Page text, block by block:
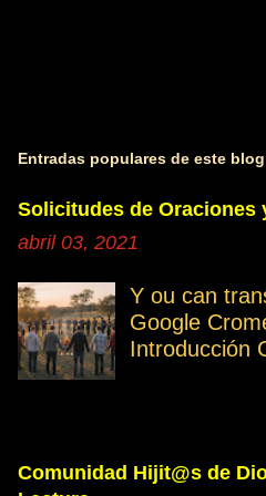
Entradas populares de este blog
Solicitudes de Oraciones
abril 03, 2021
Y ou can
Google
Introducción
personales
Comunidad Hijit@s de